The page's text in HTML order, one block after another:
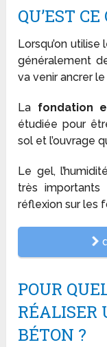
QU’EST
Lorsqu’on
généralement
va venir ancrer
La fondation
étudiée pour
sol et l’ouvrage
Le gel,
très
réflexion sur les
POUR
RÉALISER
BÉTON ?